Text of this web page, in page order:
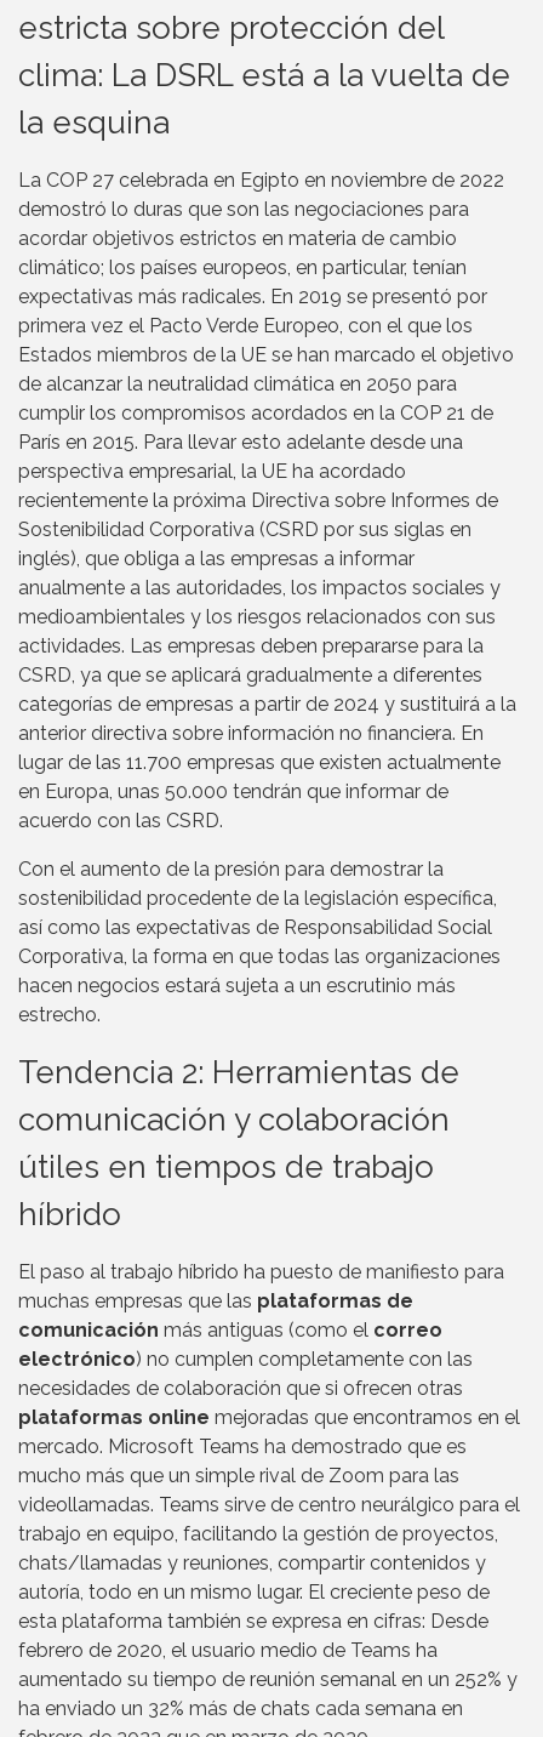
estricta sobre protección del
clima: La DSRL está a la vuelta de
la esquina
La COP 27 celebrada en Egipto en noviembre de 2022
demostró lo duras que son las negociaciones para
acordar objetivos estrictos en materia de cambio
climático; los países europeos, en particular, tenían
expectativas más radicales. En 2019 se presentó por
primera vez el Pacto Verde Europeo, con el que los
Estados miembros de la UE se han marcado el objetivo
de alcanzar la neutralidad climática en 2050 para
cumplir los compromisos acordados en la COP 21 de
París en 2015. Para llevar esto adelante desde una
perspectiva empresarial, la UE ha acordado
recientemente la próxima Directiva sobre Informes de
Sostenibilidad Corporativa (CSRD por sus siglas en
inglés), que obliga a las empresas a informar
anualmente a las autoridades, los impactos sociales y
medioambientales y los riesgos relacionados con sus
actividades. Las empresas deben prepararse para la
CSRD, ya que se aplicará gradualmente a diferentes
categorías de empresas a partir de 2024 y sustituirá a la
anterior directiva sobre información no financiera. En
lugar de las 11.700 empresas que existen actualmente
en Europa, unas 50.000 tendrán que informar de
acuerdo con las CSRD.
Con el aumento de la presión para demostrar la
sostenibilidad procedente de la legislación específica,
así como las expectativas de Responsabilidad Social
Corporativa, la forma en que todas las organizaciones
hacen negocios estará sujeta a un escrutinio más
estrecho.
Tendencia 2: Herramientas de
comunicación y colaboración
útiles en tiempos de trabajo
híbrido
El paso al trabajo híbrido ha puesto de manifiesto para
muchas empresas que las plataformas de
comunicación más antiguas (como el correo
electrónico) no cumplen completamente con las
necesidades de colaboración que si ofrecen otras
plataformas online mejoradas que encontramos en el
mercado. Microsoft Teams ha demostrado que es
mucho más que un simple rival de Zoom para las
videollamadas. Teams sirve de centro neurálgico para el
trabajo en equipo, facilitando la gestión de proyectos,
chats/llamadas y reuniones, compartir contenidos y
autoría, todo en un mismo lugar. El creciente peso de
esta plataforma también se expresa en cifras: Desde
febrero de 2020, el usuario medio de Teams ha
aumentado su tiempo de reunión semanal en un 252% y
ha enviado un 32% más de chats cada semana en